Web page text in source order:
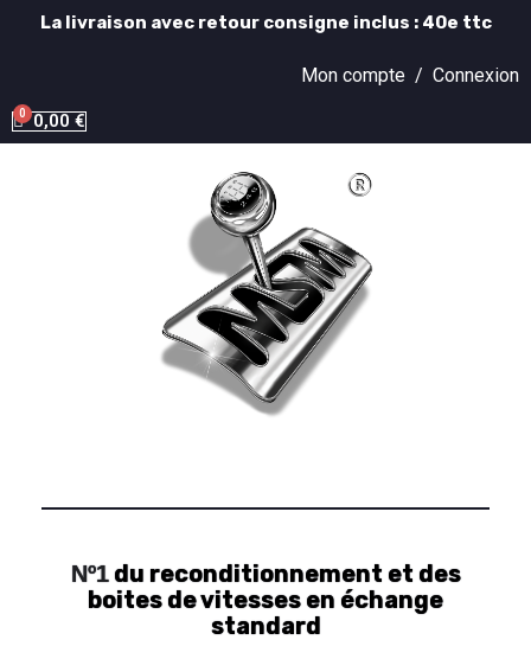
La livraison avec retour consigne inclus : 40e ttc
Mon compte / Connexion
0,00 €
Nº1du reconditionnement et des
boites de vitesses en échange
standard